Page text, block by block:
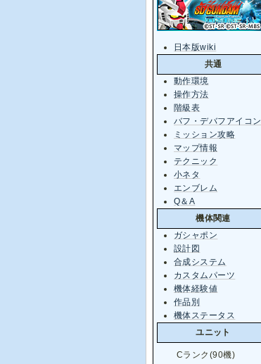
日本版wiki
共通
動作環境
操作方法
階級表
バフ・デバフアイコン
ミッション攻略
マップ情報
テクニック
小ネタ
エンブレム
Q＆A
機体関連
ガシャポン
設計図
合成システム
カスタムパーツ
機体経験値
作品別
機体ステータス
ユニット
Cランク(90機)